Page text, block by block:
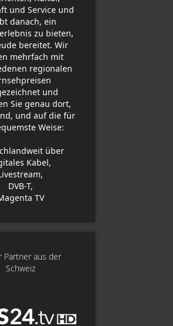
und Service und
danach, ein
zu bieten,
bereitet. Wir
mehrfach mit
regionalen
und
Sie genau dort,
und auf die für
Weise:
über
Kabel,
DVB-T,
TV
Partner aus der
Schweiz